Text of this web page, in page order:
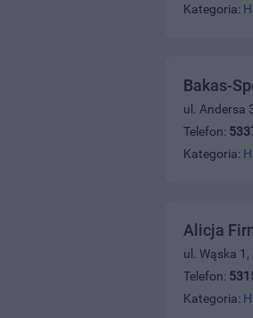
Kategoria:
Bakas-
ul. Andersa
Telefon:
Kategoria:
Alicja
ul. Wąska
Telefon:
Kategoria: